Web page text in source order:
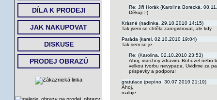
DÍLA K PRODEJI
JAK NAKUPOVAT
DISKUSE
PRODEJ OBRAZŮ
Re: Jiří Horák (Karolína Borecká,
Děkuji :-)
Krásné (nadinka, 29.10.2010 14:15)
Tak jsem se chtěla zaregistrovat, ale kdy
Paráda (karel, 02.10.2010 19:04)
Tak sem se je
Re: (Karolina, 02.10.2010 23:53)
Ahoj, vsechny zdravim. Bohuzel nebo
velkou tvorbu nevypada. Uvidime za
prispevky a podporu!
gratulace (pepíno, 30.07.2010 21:19)
Ahoj,
maluje